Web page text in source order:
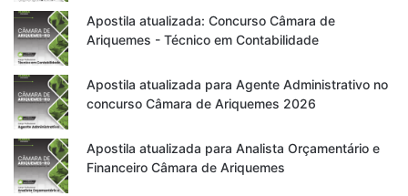
Apostila atualizada: Concurso Câmara de
Ariquemes - Técnico em Contabilidade
Apostila atualizada para Agente Administrativo no
concurso Câmara de Ariquemes 2026
Apostila atualizada para Analista Orçamentário e
Financeiro Câmara de Ariquemes